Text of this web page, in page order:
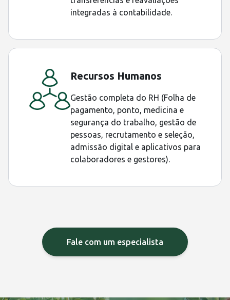
integradas à contabilidade.
Recursos Humanos
Gestão completa do RH (Folha de
pagamento, ponto, medicina e
segurança do trabalho, gestão de
pessoas, recrutamento e seleção,
admissão digital e aplicativos para
colaboradores e gestores).
Fale com um especialista